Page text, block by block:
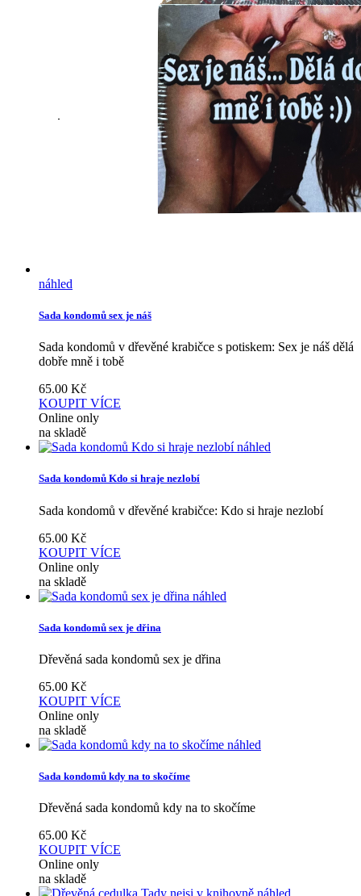
náhled
Sada kondomů sex je náš
Sada kondomů v dřevěné krabičce s potiskem: Sex je náš dělá
dobře mně i tobě
65.00 Kč
KOUPIT VÍCE
Online only
na skladě
náhled
Sada kondomů Kdo si hraje nezlobí
Sada kondomů v dřevěné krabičce: Kdo si hraje nezlobí
65.00 Kč
KOUPIT VÍCE
Online only
na skladě
náhled
Sada kondomů sex je dřina
Dřevěná sada kondomů sex je dřina
65.00 Kč
KOUPIT VÍCE
Online only
na skladě
náhled
Sada kondomů kdy na to skočíme
Dřevěná sada kondomů kdy na to skočíme
65.00 Kč
KOUPIT VÍCE
Online only
na skladě